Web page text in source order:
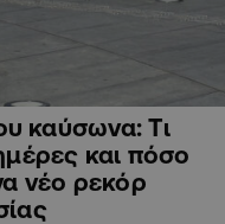
καύσωνα: Τι
και πόσο
νέο ρεκόρ